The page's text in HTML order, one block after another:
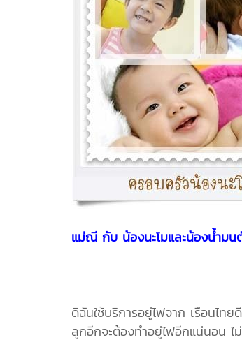
แม่ณี กับ น้องนะโมและน้องน้ำ
ดิฉันใช้บริการอยู่ไฟจาก เรือนไท
ลูกอีกจะต้องทำอยู่ไฟอีกแน่นอน ไ